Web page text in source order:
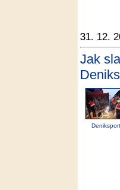
31. 12.
Jak